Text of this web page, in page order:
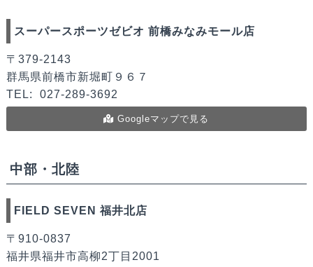
スーパースポーツゼビオ 前橋みなみモール店
〒379-2143
群馬県前橋市新堀町９６７
TEL:
027-289-3692
Googleマップで見る
中部・北陸
FIELD SEVEN 福井北店
〒910-0837
福井県福井市高柳2丁目2001